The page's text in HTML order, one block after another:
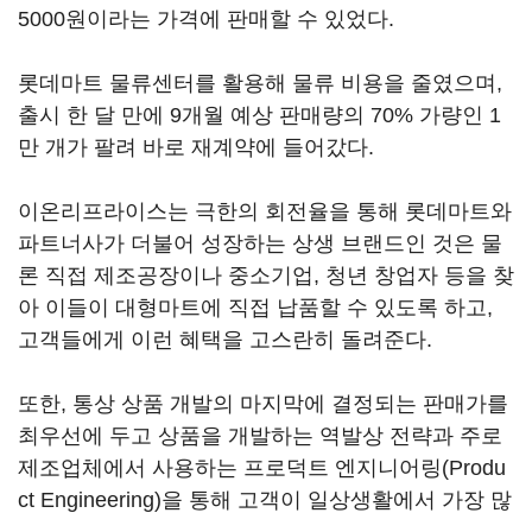
5000원이라는 가격에 판매할 수 있었다.
롯데마트 물류센터를 활용해 물류 비용을 줄였으며,
출시 한 달 만에 9개월 예상 판매량의 70% 가량인 1
만 개가 팔려 바로 재계약에 들어갔다.
이온리프라이스는 극한의 회전율을 통해 롯데마트와
파트너사가 더불어 성장하는 상생 브랜드인 것은 물
론 직접 제조공장이나 중소기업, 청년 창업자 등을 찾
아 이들이 대형마트에 직접 납품할 수 있도록 하고,
고객들에게 이런 혜택을 고스란히 돌려준다.
또한, 통상 상품 개발의 마지막에 결정되는 판매가를
최우선에 두고 상품을 개발하는 역발상 전략과 주로
제조업체에서 사용하는 프로덕트 엔지니어링(Produ
ct Engineering)을 통해 고객이 일상생활에서 가장 많